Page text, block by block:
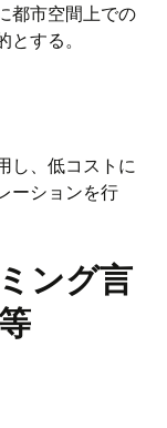
都市空間上での
する。
し、低コストに
ーションを行
ング言